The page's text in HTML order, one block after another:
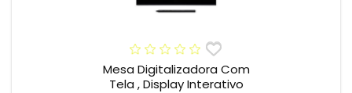
Mesa Digitalizadora Com
Tela , Display Interativo